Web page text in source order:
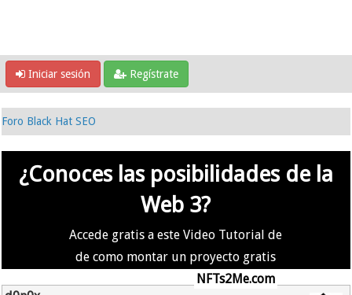
Iniciar sesión Regístrate
Foro Black Hat SEO
¿Conoces las posibilidades de la
Web 3?
Accede gratis a este Video Tutorial de
de como montar un proyecto gratis
NFTs2Me.com